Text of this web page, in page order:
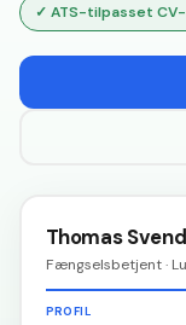
✓ ATS-tilpasset
Thomas
Fængselsbetjent ·
PROFIL